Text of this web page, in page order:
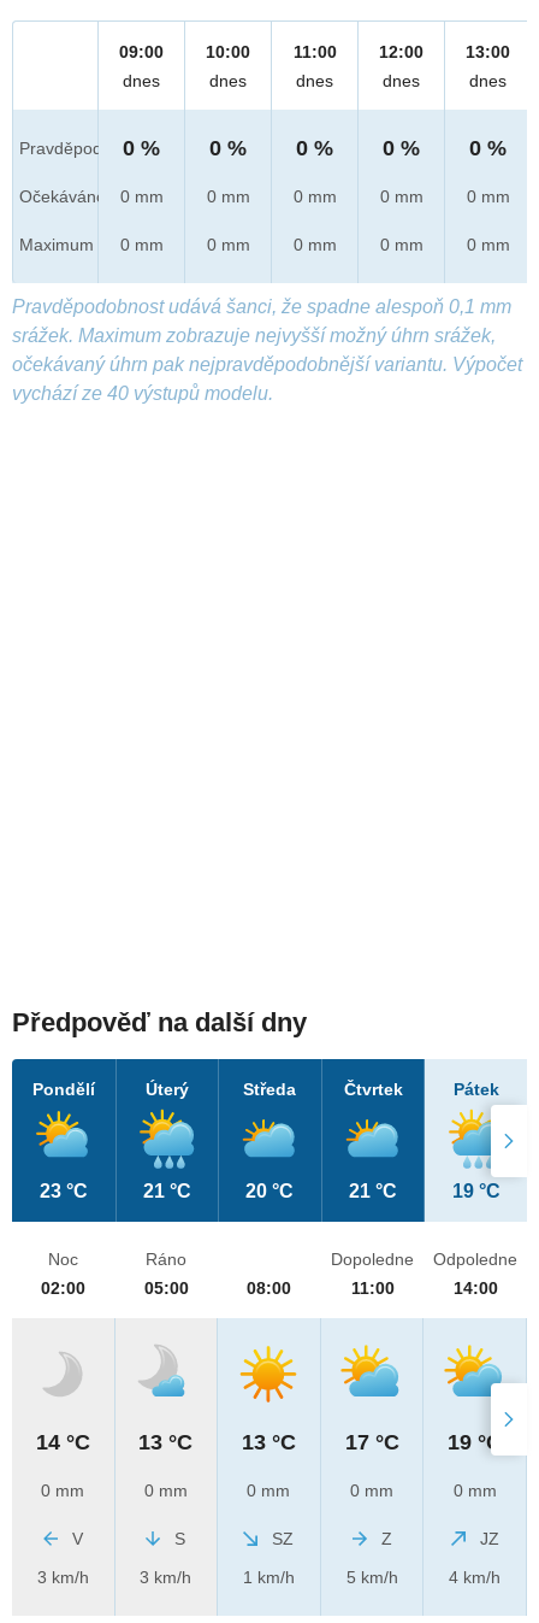
Pravděpod.
Očekáváno
Maximum
09:00
dnes
0 %
0 mm
0 mm
10:00
dnes
0 %
0 mm
0 mm
11:00
dnes
0 %
0 mm
0 mm
12:00
dnes
0 %
0 mm
0 mm
13:00
dnes
0 %
0 mm
0 mm
Pravděpodobnost udává šanci, že spadne alespoň 0,1 mm
srážek. Maximum zobrazuje nejvyšší možný úhrn srážek,
očekávaný úhrn pak nejpravděpodobnější variantu. Výpočet
vychází ze 40 výstupů modelu.
Předpověď na další dny
Pondělí
23 °C
Úterý
21 °C
Středa
20 °C
Čtvrtek
21 °C
Pátek
19 °C
Noc
02:00
14 °C
0 mm
V
3 km/h
Ráno
05:00
13 °C
0 mm
S
3 km/h
08:00
13 °C
0 mm
SZ
1 km/h
Dopoledne
11:00
17 °C
0 mm
Z
5 km/h
Odpoledne
14:00
19 °C
0 mm
JZ
4 km/h